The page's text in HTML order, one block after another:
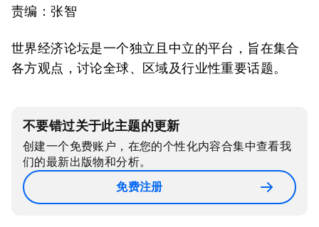
责编：张智
世界经济论坛是一个独立且中立的平台，旨在集合
各方观点，讨论全球、区域及行业性重要话题。
不要错过关于此主题的更新
创建一个免费账户，在您的个性化内容合集中查看我
们的最新出版物和分析。
免费注册